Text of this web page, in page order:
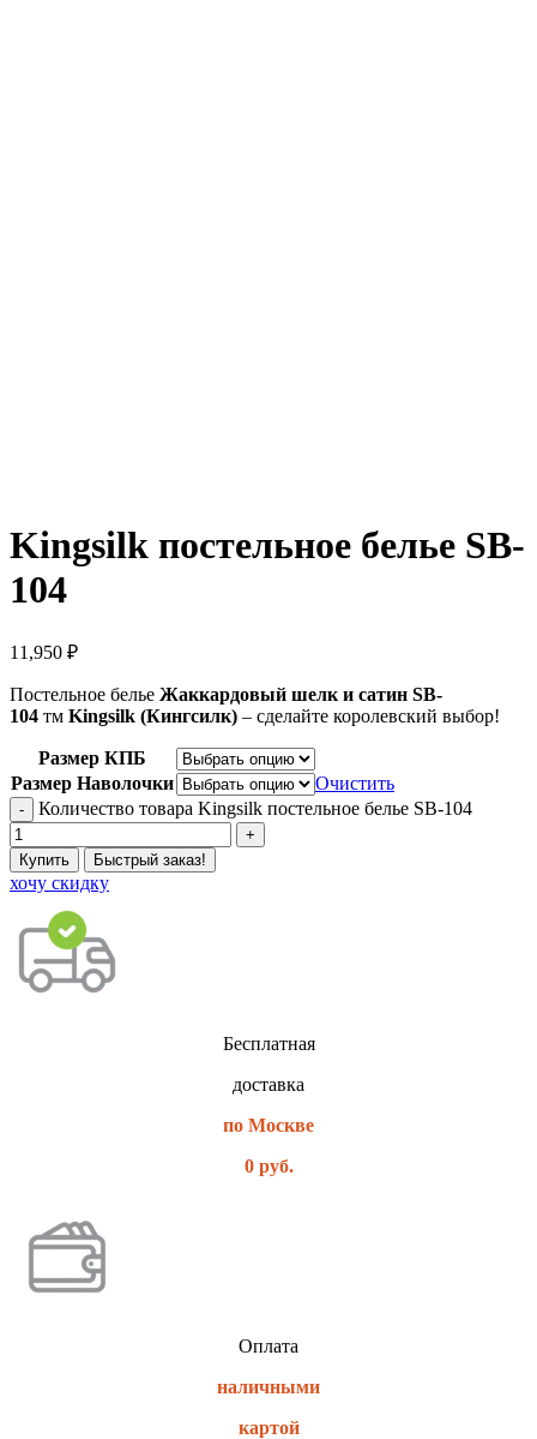
Kingsilk постельное белье SB-
104
11,950 ₽
Постельное белье Жаккардовый шелк и сатин SB-
104 тм Kingsilk (Кингсилк) – сделайте королевский выбор!
Размер КПБ
Размер Наволочки
Очистить
Количество товара Kingsilk постельное белье SB-104
Купить Быстрый заказ!
хочу скидку
Бесплатная
доставка
по Москве
0 руб.
Оплата
наличными
картой